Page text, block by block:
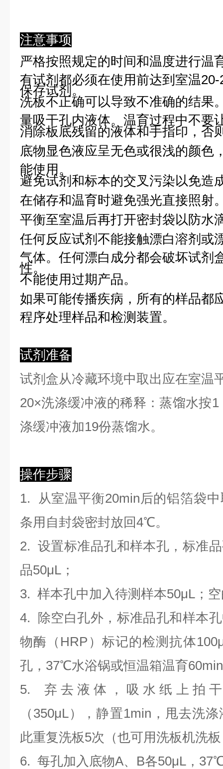
注意事项
严格按照规定的时间和温度进行温
有试剂都必须在使用前达到室温
保存试剂。
洗板不正确可以导致不准确的结果
量吸干孔内液体。温育过程中不要
消除板底残留的液体和手指印，否
底物显色液应呈无色或很浅的颜色
能使用。
避免试剂和标本的交叉污染以免造
在储存和温育时避免强光直接照射
平衡至室温后再打开密封袋以防水
任何反应试剂不能接触漂白溶剂或
气体。任何漂白成分都会破坏试剂
性。
不能使用过期产品。
如果可能传播疾病，所有的样品都
程序处理样品和检测装置。
试剂准备
试剂盒从冷藏环境中取出应在室温
20×洗涤缓冲液的稀释：蒸馏水按
涤缓冲液加19份蒸馏水。
操作步骤
1. 从室温平衡20min后的铝箔袋
条用自封袋密封放回4℃。
2. 设置标准品孔和样本孔，标准
品50μL；
3. 样本孔中加 入待测样本50μL；
4.
除空白孔外，标准品孔和样本
物酶（HRP）标记的检测抗体
孔，37℃水浴锅或恒温箱温育
5. 弃去液体，吸水纸上拍
（350μL）
，静置1min，甩去洗
此重复洗板5次（也可用洗板机洗
6. 每孔加入底物A、B各50μL，